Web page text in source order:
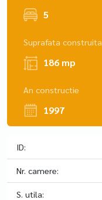
5
Suprafata construita
186 mp
An constructie
1997
ID:
Nr. camere:
S. utila: